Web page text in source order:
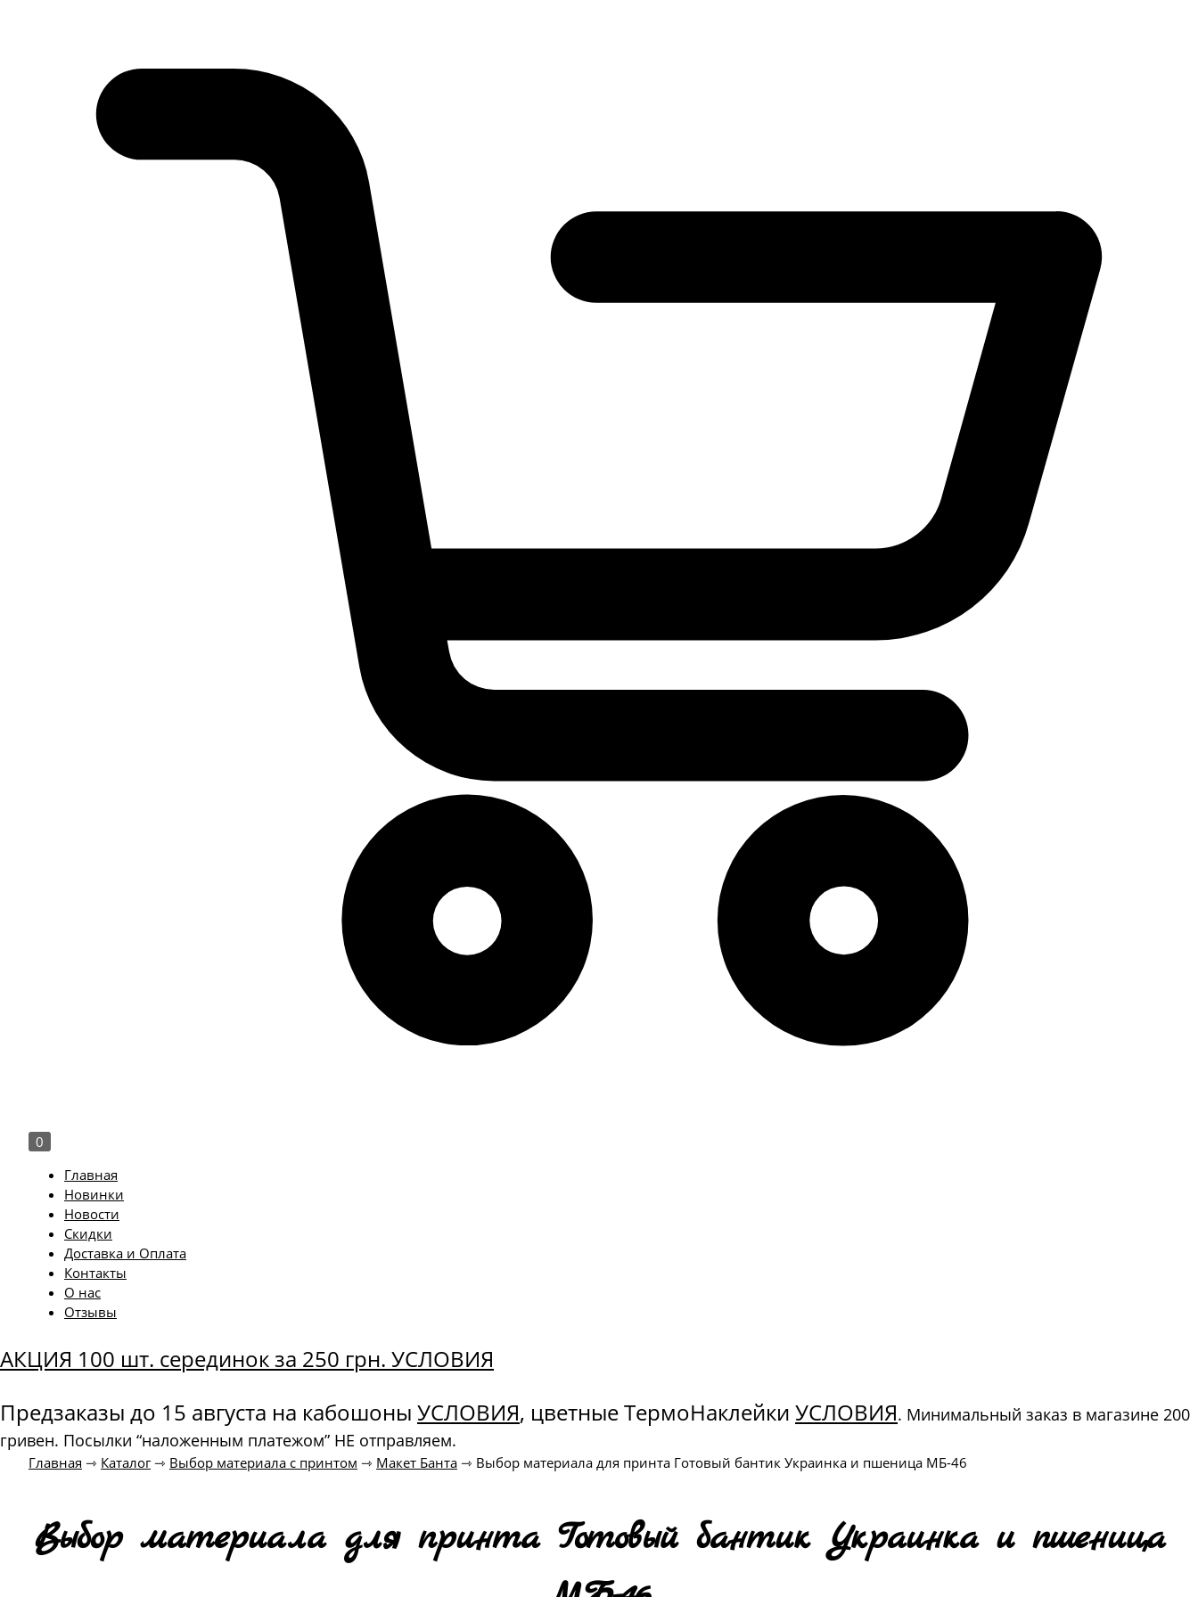
0
Главная
Новинки
Новости
Скидки
Доставка и Оплата
Контакты
О нас
Отзывы
АКЦИЯ 100 шт. серединок за 250 грн. УСЛОВИЯ
Предзаказы до 15 августа на кабошоны УСЛОВИЯ, цветные ТермоНаклейки УСЛОВИЯ. Минимальный заказ в магазине 200
гривен. Посылки “наложенным платежом” НЕ отправляем.
Главная ⇾ Каталог⇾ Выбор материала с принтом ⇾ Макет Банта ⇾ Выбор материала для принта Готовый бантик Украинка и пшеница МБ-46
Выбор материала для принта Готовый бантик Украинка и пшеница